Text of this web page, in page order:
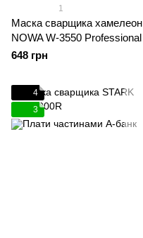
1
Маска сварщика хамелеон
NOWA W-3550 Professional
648 грн
4
3